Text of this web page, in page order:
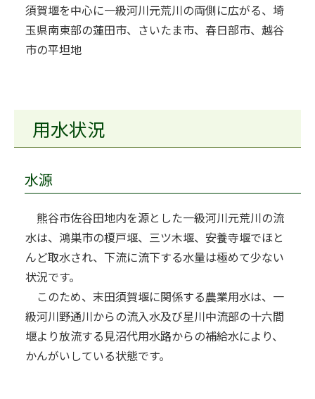
須賀堰を中心に一級河川元荒川の両側に広がる、埼
玉県南東部の蓮田市、さいたま市、春日部市、越谷
市の平坦地
用水状況
水源
熊谷市佐谷田地内を源とした一級河川元荒川の流
水は、鴻巣市の榎戸堰、三ツ木堰、安養寺堰でほと
んど取水され、下流に流下する水量は極めて少ない
状況です。
このため、末田須賀堰に関係する農業用水は、一
級河川野通川からの流入水及び星川中流部の十六間
堰より放流する見沼代用水路からの補給水により、
かんがいしている状態です。